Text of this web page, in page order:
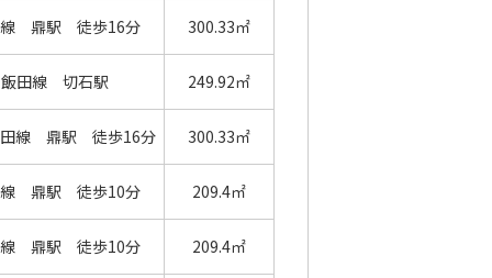
鼎駅 徒歩16分 300.33㎡
飯田線 切石駅 249.92㎡
田線 鼎駅 徒歩16分 300.33㎡
鼎駅 徒歩10分 209.4㎡
鼎駅 徒歩10分 209.4㎡